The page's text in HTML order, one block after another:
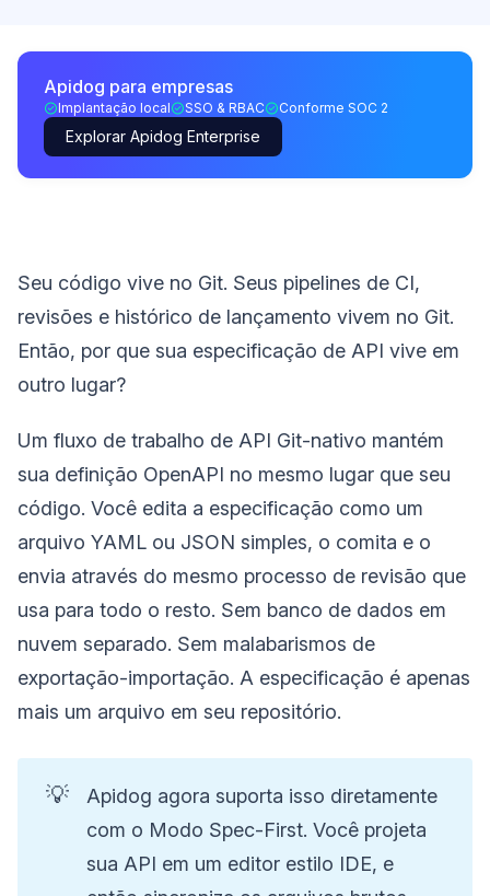
Apidog para empresas
Implantação local SSO & RBAC Conforme SOC 2
Explorar Apidog Enterprise
Seu código vive no Git. Seus pipelines de CI,
revisões e histórico de lançamento vivem no Git.
Então, por que sua especificação de API vive em
outro lugar?
Um fluxo de trabalho de API Git-nativo mantém
sua definição OpenAPI no mesmo lugar que seu
código. Você edita a especificação como um
arquivo YAML ou JSON simples, o comita e o
envia através do mesmo processo de revisão que
usa para todo o resto. Sem banco de dados em
nuvem separado. Sem malabarismos de
exportação-importação. A especificação é apenas
mais um arquivo em seu repositório.
💡
Apidog agora suporta isso diretamente
com o Modo Spec-First. Você projeta
sua API em um editor estilo IDE, e